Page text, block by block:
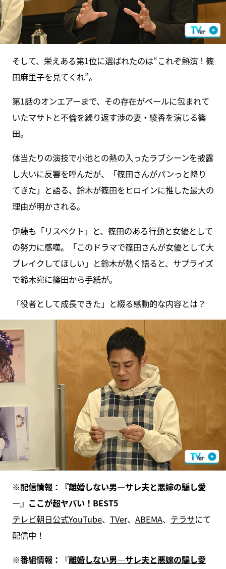
そして、栄えある第1位に選ばれたのは“これぞ熱演！篠
田麻里子を見てくれ”。
第1話のオンエアーまで、その存在がベールに包まれて
いたマサトと不倫を繰り返す渉の妻・綾香を演じる篠
田。
体当たりの演技で小池との熱の入ったラブシーンを披露
し大いに反響を呼んだが、「篠田さんがパンっと降り
てきた」と語る、鈴木が篠田をヒロインに推した最大の
理由が明かされる。
伊藤も「リスペクト」と、篠田のある行動と女優として
の努力に感嘆。「このドラマで篠田さんが女優として大
ブレイクしてほしい」と鈴木が熱く語ると、サプライズ
で鈴木宛に篠田から手紙が。
「役者として成長できた」と綴る感動的な内容とは？
※配信情報：『離婚しない男―サレ夫と悪嫁の騙し愛
―』ここが超ヤバい！BEST5
テレビ朝日公式YouTube、 TVer、 ABEMA、 テラサにて
配信中！
※番組情報：『離婚しない男―サレ夫と悪嫁の騙し愛